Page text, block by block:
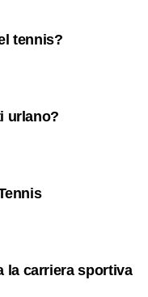
tennis?
urlano?
la carriera sportiva